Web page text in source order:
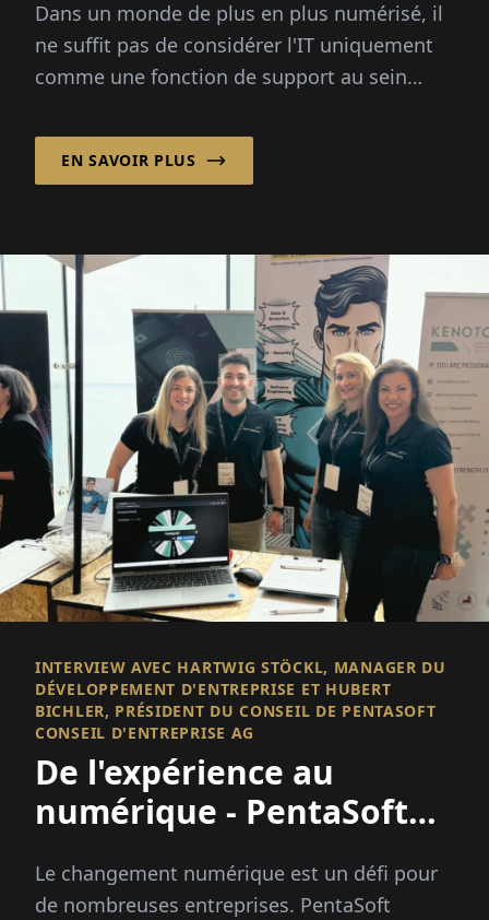
Dans un monde de plus en plus numérisé, il
ne suffit pas de considérer l'IT uniquement
comme une fonction de support au sein
EN SAVOIR PLUS
INTERVIEW AVEC HARTWIG STÖCKL, MANAGER DU
DÉVELOPPEMENT D'ENTREPRISE ET HUBERT
BICHLER, PRÉSIDENT DU CONSEIL DE PENTASOFT
CONSEIL D'ENTREPRISE AG
De l'expérience au
numérique - PentaSoft
changement
Le changement numérique est un défi pour
de nombreuses entreprises. PentaSoft